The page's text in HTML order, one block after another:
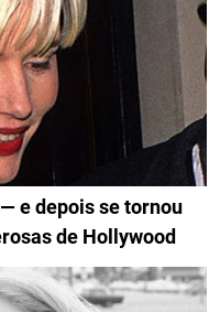
e depois se tornou
de Hollywood